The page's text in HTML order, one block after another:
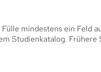
mindestens ein Feld
Studienkatalog. Frühere